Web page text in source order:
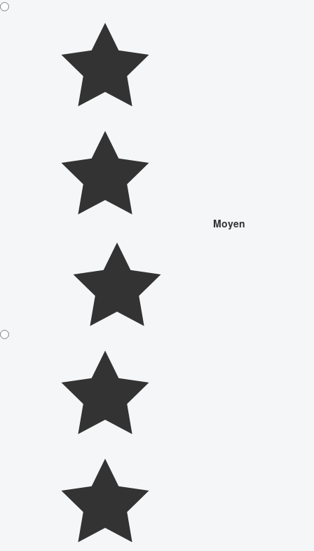
Moyen